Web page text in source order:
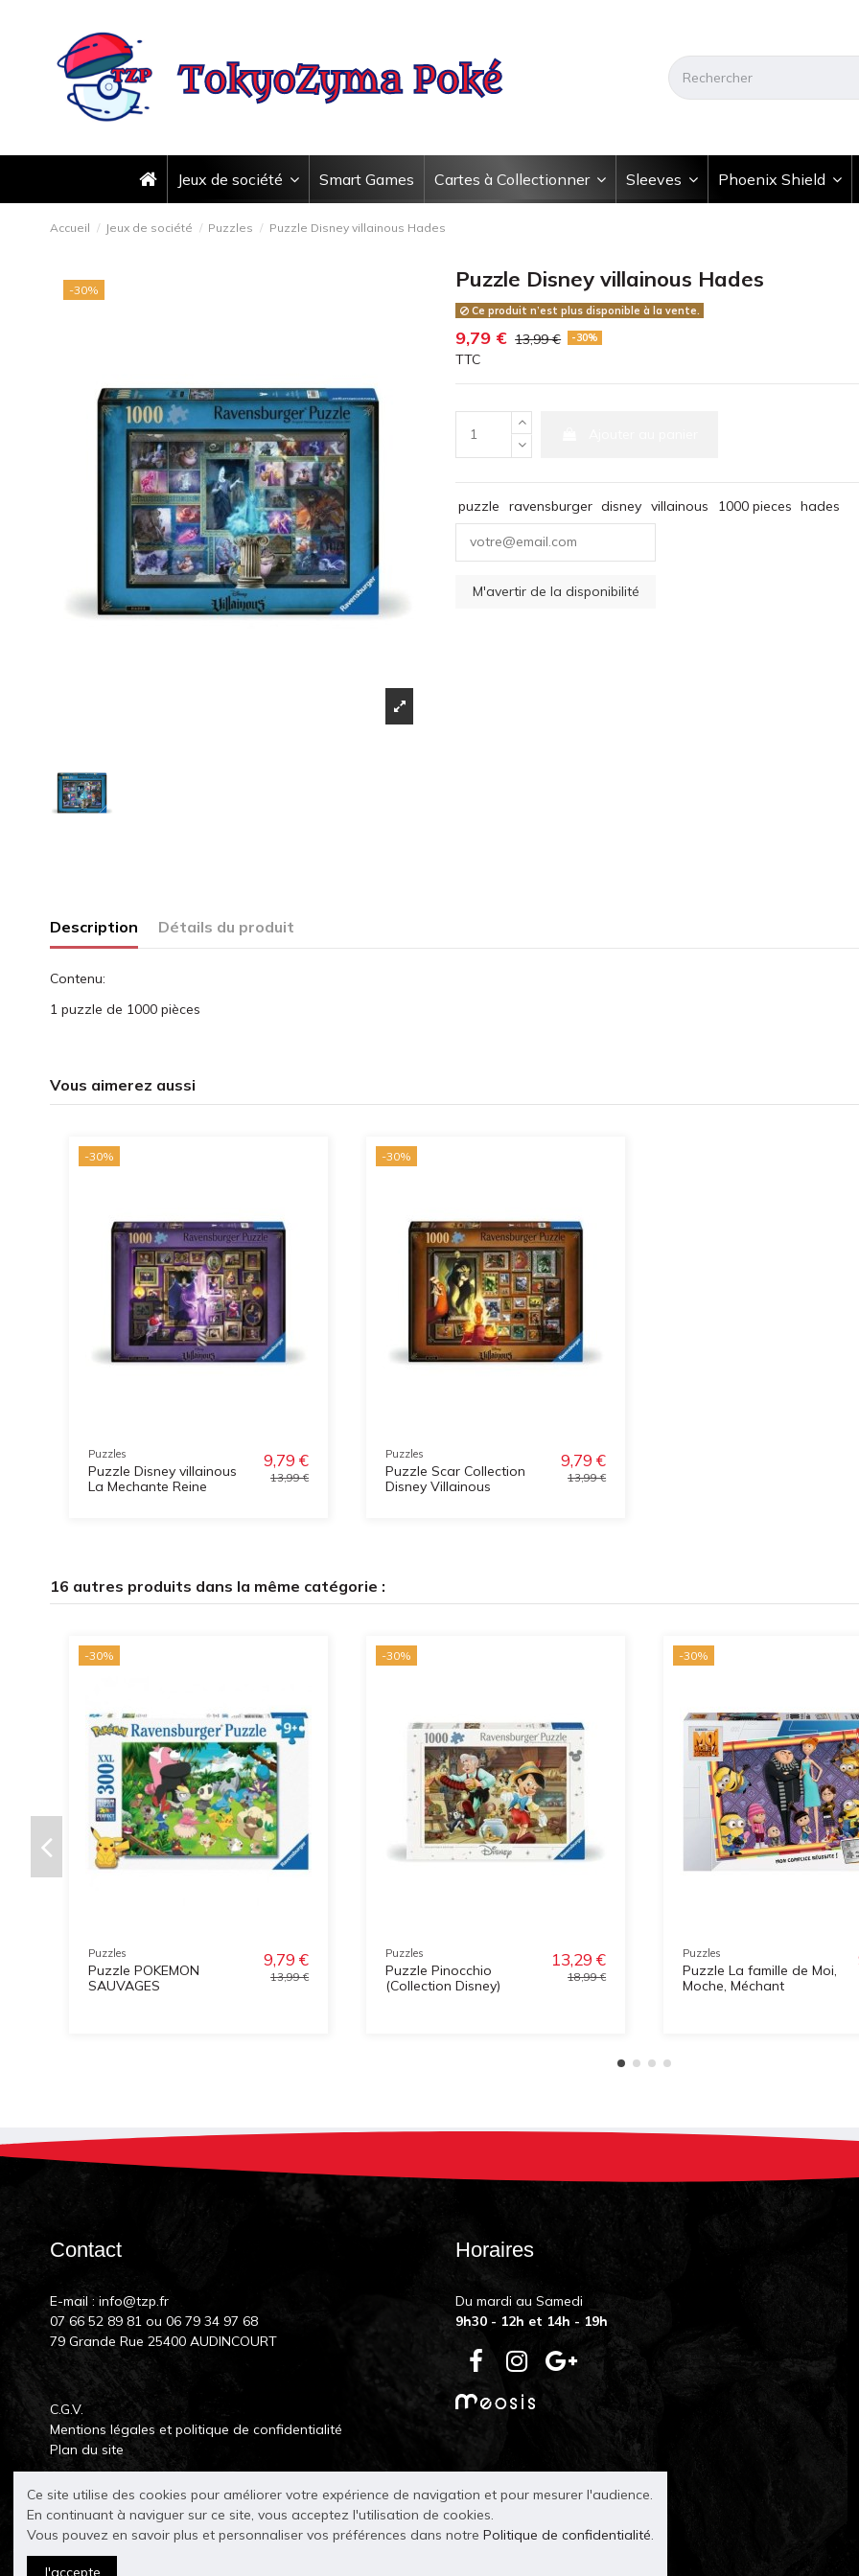
Jeux de société Smart Games Cartes à Collectionner Sleeves Phoenix Shield
Accueil Jeux de société Puzzles Puzzle Disney villainous Hades
-30% Puzzle Disney villainous Hades
Ce produit n’est plus disponible à la vente.
9,79 € 13,99 € -30%
TTC
puzzle ravensburger disney villainous 1000 pieces hades
Description Détails du produit
Contenu:
1 puzzle de 1000 pièces
Vous aimerez aussi
-30%
Puzzles
Puzzle Disney villainous
La Mechante Reine
9,79 €
13,99 €
-30%
Puzzles
Puzzle Scar Collection
Disney Villainous
9,79 €
13,99 €
16 autres produits dans la même catégorie :
-30%
Puzzles
Puzzle POKEMON
SAUVAGES
9,79 €
13,99 €
-30%
Puzzles
Puzzle Pinocchio
(Collection Disney)
13,29 €
18,99 €
-30%
Puzzles
Puzzle La famille de Moi,
Moche, Méchant
Contact
E-mail : info@tzp.fr
07 66 52 89 81 ou 06 79 34 97 68
79 Grande Rue 25400 AUDINCOURT
C.G.V.
Mentions légales et politique de confidentialité
Plan du site
Horaires
Du mardi au Samedi
9h30 - 12h et 14h - 19h
Ce site utilise des cookies pour améliorer votre expérience de navigation et pour mesurer l'audience.
En continuant à naviguer sur ce site, vous acceptez l'utilisation de cookies.
Vous pouvez en savoir plus et personnaliser vos préférences dans notre Politique de confidentialité.
J'accepte